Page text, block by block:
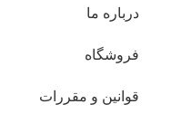
درباره ما
فروشگاه
قوانین و مقررات